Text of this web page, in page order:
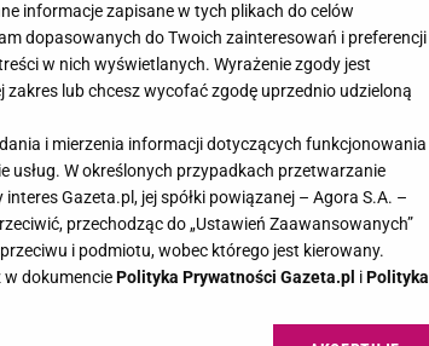
El Dursi. W
informacje zapisane w tych plikach do celów
dopasowanych do Twoich zainteresowań i preferencji
w nich wyświetlanych. Wyrażenie zgody jest
lub chcesz wycofać zgodę uprzednio udzieloną
i mierzenia informacji dotyczących funkcjonowania
usług. W określonych przypadkach przetwarzanie
Gazeta.pl, jej spółki powiązanej – Agora S.A. –
przechodząc do „Ustawień Zaawansowanych”
i podmiotu, wobec którego jest kierowany.
dokumenciePolityka Prywatności Gazeta.pl iPolityka